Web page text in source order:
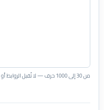
من 30 إلى 1000 حرف — لا تُقبل الروابط أو أكواد HTML.